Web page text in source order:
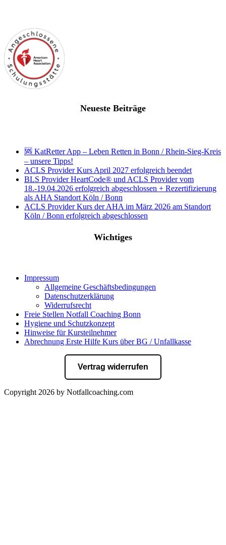
Neueste Beiträge
🆘 KatRetter App – Leben Retten in Bonn / Rhein-Sieg-Kreis
– unsere Tipps!
ACLS Provider Kurs April 2027 erfolgreich beendet
BLS Provider HeartCode® und ACLS Provider vom
18.-19.04.2026 erfolgreich abgeschlossen + Rezertifizierung
als AHA Standort Köln / Bonn
ACLS Provider Kurs der AHA im März 2026 am Standort
Köln / Bonn erfolgreich abgeschlossen
Wichtiges
Impressum
Allgemeine Geschäftsbedingungen
Datenschutzerklärung
Widerrufsrecht
Freie Stellen Notfall Coaching Bonn
Hygiene und Schutzkonzept
Hinweise für Kursteilnehmer
Abrechnung Erste Hilfe Kurs über BG / Unfallkasse
Vertrag widerrufen
Copyright 2026 by Notfallcoaching.com